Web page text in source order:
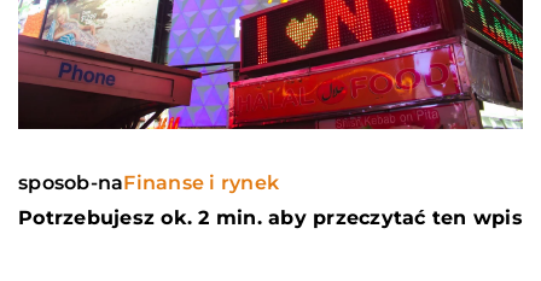
sposob-naFinanse i rynek
Potrzebujesz ok. 2 min. aby przeczytać ten wpis